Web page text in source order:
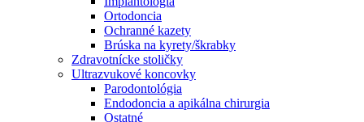
Ortodoncia
Ochranné kazety
Brúska na kyrety/škrabky
Zdravotnícke stoličky
Ultrazvukové koncovky
Parodontológia
Endodoncia a apikálna chirurgia
Ostatné